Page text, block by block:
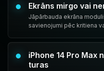
Ekrāns mirgo vai
Jāpārbauda ekrāna
savienojumi pēc kritiena
iPhone 14 Pro Max
turas